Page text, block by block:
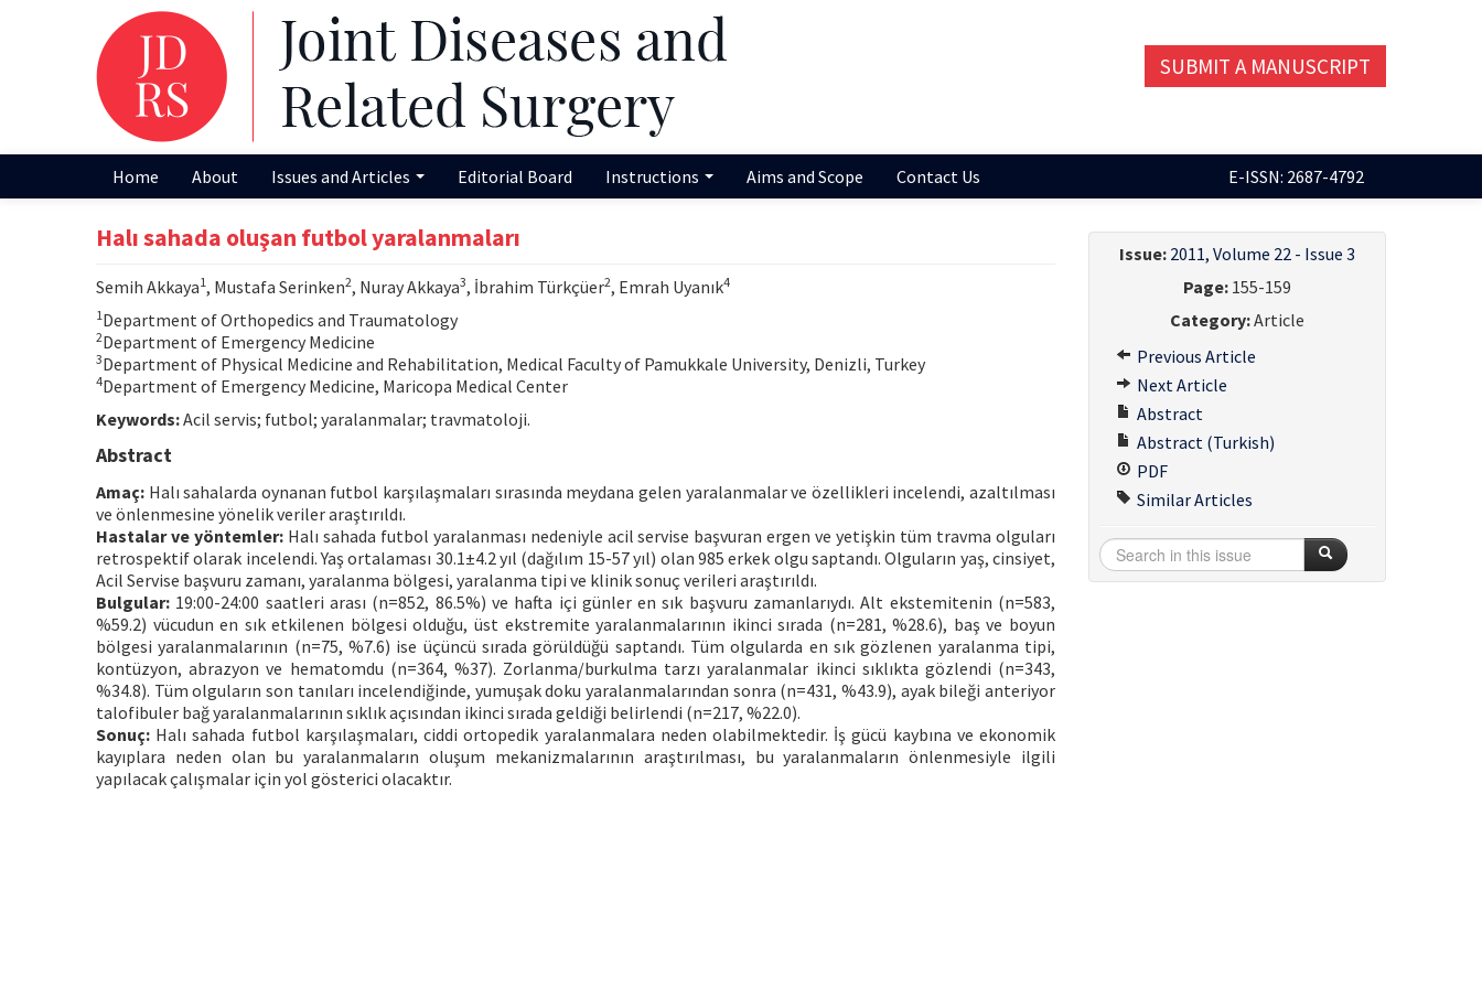
SUBMIT A MANUSCRIPT
Home About Issues and Articles Editorial Board Instructions Aims and Scope Contact Us E-ISSN: 2687-4792
Halı sahada oluşan futbol yaralanmaları
Semih Akkaya1, Mustafa Serinken2, Nuray Akkaya3, İbrahim Türkçüer2, Emrah Uyanık4
1Department of Orthopedics and Traumatology
2Department of Emergency Medicine
3Department of Physical Medicine and Rehabilitation, Medical Faculty of Pamukkale University, Denizli, Turkey
4Department of Emergency Medicine, Maricopa Medical Center
Keywords:Acil servis; futbol; yaralanmalar; travmatoloji.
Abstract
Amaç: Halı sahalarda oynanan futbol karşılaşmaları sırasında meydana gelen yaralanmalar ve özellikleri incelendi, azaltılması
ve önlenmesine yönelik veriler araştırıldı.
Hastalar ve yöntemler:Halı sahada futbol yaralanması nedeniyle acil servise başvuran ergen ve yetişkin tüm travma olguları
retrospektif olarak incelendi. Yaş ortalaması 30.1±4.2 yıl (dağılım 15-57 yıl) olan 985 erkek olgu saptandı. Olguların yaş, cinsiyet,
Acil Servise başvuru zamanı, yaralanma bölgesi, yaralanma tipi ve klinik sonuç verileri araştırıldı.
Bulgular: 19:00-24:00 saatleri arası (n=852, 86.5%) ve hafta içi günler en sık başvuru zamanlarıydı. Alt ekstemitenin (n=583,
%59.2) vücudun en sık etkilenen bölgesi olduğu, üst ekstremite yaralanmalarının ikinci sırada (n=281, %28.6), baş ve boyun
bölgesi yaralanmalarının (n=75, %7.6) ise üçüncü sırada görüldüğü saptandı. Tüm olgularda en sık gözlenen yaralanma tipi,
kontüzyon, abrazyon ve hematomdu (n=364, %37). Zorlanma/burkulma tarzı yaralanmalar ikinci sıklıkta gözlendi (n=343,
%34.8). Tüm olguların son tanıları incelendiğinde, yumuşak doku yaralanmalarından sonra (n=431, %43.9), ayak bileği anteriyor
talofibuler bağ yaralanmalarının sıklık açısından ikinci sırada geldiği belirlendi (n=217, %22.0).
Sonuç: Halı sahada futbol karşılaşmaları, ciddi ortopedik yaralanmalara neden olabilmektedir. İş gücü kaybına ve ekonomik
kayıplara neden olan bu yaralanmaların oluşum mekanizmalarının araştırılması, bu yaralanmaların önlenmesiyle ilgili
yapılacak çalışmalar için yol gösterici olacaktır.
Issue: 2011, Volume 22 - Issue 3
Page: 155-159
Category:Article
Previous Article
Next Article
Abstract
Abstract (Turkish)
PDF
Similar Articles